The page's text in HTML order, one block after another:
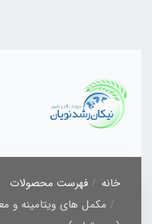
خانه
فهرست محصولات